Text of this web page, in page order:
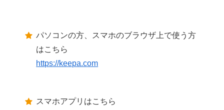
パソコンの方、スマホのブラウザ上で使う方
はこちら
https://keepa.com
スマホアプリはこちら